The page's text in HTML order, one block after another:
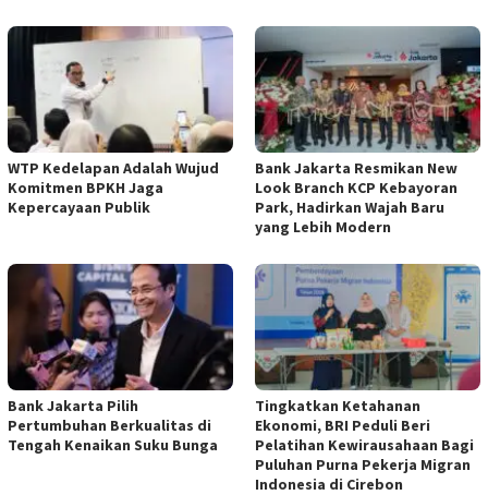
WTP Kedelapan Adalah Wujud
Komitmen BPKH Jaga
Kepercayaan Publik
Bank Jakarta Resmikan New
Look Branch KCP Kebayoran
Park, Hadirkan Wajah Baru
yang Lebih Modern
Bank Jakarta Pilih
Pertumbuhan Berkualitas di
Tengah Kenaikan Suku Bunga
Tingkatkan Ketahanan
Ekonomi, BRI Peduli Beri
Pelatihan Kewirausahaan Bagi
Puluhan Purna Pekerja Migran
Indonesia di Cirebon